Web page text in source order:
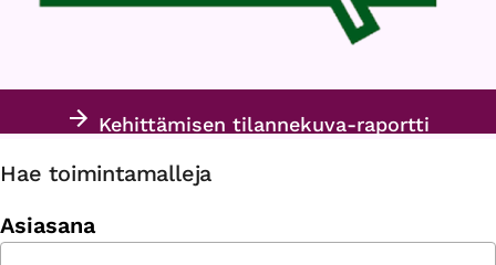
Kehittämisen tilannekuva-raportti
Hae toimintamalleja
Asiasana